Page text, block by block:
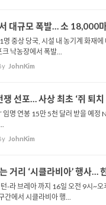
대규모 폭발… 소 18,000
명 중상 당국, 시설 내 농기계 화재
크 낙농장에서 폭발...
JohnKim
선포… 사상 최초 ‘쥐 퇴치
임명 연봉 15만 5천 달러 받을 예
JohnKim
거리 ‘시클라비아’ 행사…
-라 브레아 까지 16일 오전 9시~
간에서 시클라비아 행...